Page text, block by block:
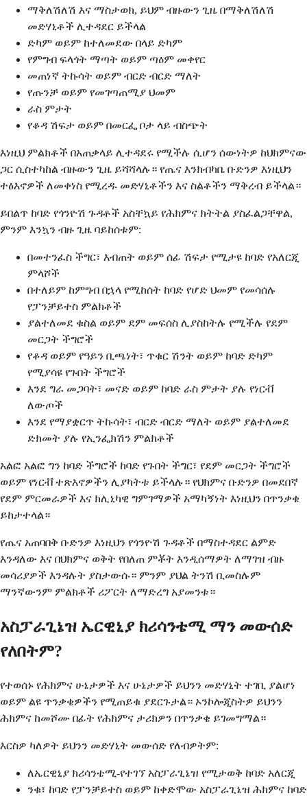
ማቅለሽለሽ እና ማስታወክ, ይህም ብዙውን ጊዜ በማቅለሽለሽ
መድሃኒቶች ሊተዳደር ይችላል
ድካም ወይም ከተለመደው በላይ ድካም
የምግብ ፍላጎት ማጣት ወይም ጣዕም መቀየር
መጠነኛ ትኩሳት ወይም ብርድ ብርድ ማለት
የጡንቻ ወይም የመገጣጠሚያ ህመም
ራስ ምታት
የቆዳ ሽፍታ ወይም በመርፌ ቦታ ላይ ብስጭት
እነዚህ ምልክቶች በአጠቃላይ ሊተዳደሩ የሚችሉ ሲሆን ሰውነትዎ ከህክምናው
ጋር ሲስተካከል ብዙውን ጊዜ ይሻሻላሉ። የጤና እንክብካቤ ቡድንዎ እነዚህን
ተፅእኖዎች ለመቀነስ የሚረዱ መድሃኒቶችን እና ስልቶችን ማቅረብ ይችላል።
ይበልጥ ከባድ የጎንዮሽ ጉዳቶች አስቸኳይ የሕክምና ክትትል ያስፈልጋቸዋል,
ምንም እንኳን ብዙ ጊዜ ባይከሰቱም:
በመተንፈስ ችግር፣ እብጠት ወይም ሰፊ ሽፍታ የሚታዩ ከባድ የአለርጂ
ምላሾች
በተለይም ከምግብ በኋላ የሚከሰት ከባድ የሆድ ህመም የመሳሰሉ
የፓንቻይተስ ምልክቶች
ያልተለመደ ቁስል ወይም ደም መፍሰስ ሊያስከትሉ የሚችሉ የደም
መርጋት ችግሮች
የቆዳ ወይም የዓይን ቢጫነት፣ ጥቁር ሽንት ወይም ከባድ ድካም
የሚያሳዩ የጉበት ችግሮች
እንደ ግራ መጋባት፣ መናድ ወይም ከባድ ራስ ምታት ያሉ የነርቭ
ለውጦች
እንደ የማያቋርጥ ትኩሳት፣ ብርድ ብርድ ማለት ወይም ያልተለመደ
ድክመት ያሉ የኢንፌክሽን ምልክቶች
አልፎ አልፎ ግን ከባድ ችግሮች ከባድ የጉበት ችግር፣ የደም መርጋት ችግሮች
ወይም የነርቭ ተጽእኖዎችን ሊያካትቱ ይችላሉ። የህክምና ቡድንዎ በመደበኛ
የደም ምርመራዎች እና ክሊኒካዊ ግምገማዎች አማካኝነት እነዚህን በጥንቃቄ
ይከታተላል።
የጤና አጠባበቅ ቡድንዎ እነዚህን የጎንዮሽ ጉዳቶች በማስተዳደር ልምድ
እንዳለው እና በህክምና ወቅት የበለጠ ምቾት እንዲሰማዎት ለማገዝ ብዙ
መሳሪያዎች እንዳሉት ያስታውሱ። ምንም ያህል ትንሽ ቢመስሉም
ማንኛውንም ምልክቶች ሪፖርት ለማድረግ አያመንቱ።
አስፓራጊኔዝ ኤርዊኒያ ክሪሳንቴሚ ማን መውሰድ
የለበትም?
የተወሰኑ የሕክምና ሁኔታዎች እና ሁኔታዎች ይህንን መድሃኒት ተገቢ ያልሆነ
ወይም ልዩ ጥንቃቄዎችን የሚጠይቁ ያደርጉታል። ኦንኮሎጂስትዎ ይህንን
ሕክምና ከመሾሙ በፊት የሕክምና ታሪክዎን በጥንቃቄ ይገመግማል።
እርስዎ ካለዎት ይህንን መድሃኒት መውሰድ የለብዎትም:
ለኤርዊኒያ ክሪሳንቴሚ-የተገኘ አስፓራጊኔዝ የሚታወቅ ከባድ አለርጂ
ንቁ፣ ከባድ የፓንቻይተስ ወይም ከቀድሞው አስፓራጊኔዝ ሕክምና ከባድ